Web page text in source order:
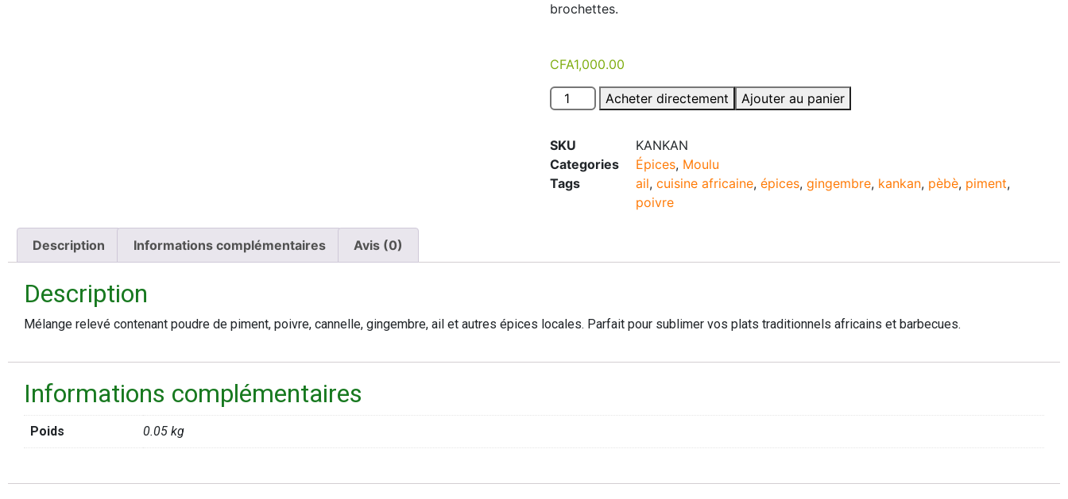
brochettes.
CFA1,000.00
Acheter directement Ajouter au panier
SKU
KANKAN
Categories
Épices, Moulu
Tags
ail, cuisine africaine, épices, gingembre, kankan, pèbè, piment,
poivre
Description Informations complémentaires Avis (0)
Description
Mélange relevé contenant poudre de piment, poivre, cannelle, gingembre, ail et autres épices locales. Parfait pour sublimer vos plats traditionnels africains et barbecues.
Informations complémentaires
Poids 0.05 kg